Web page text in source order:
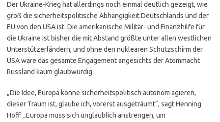
Der Ukraine-Krieg hat allerdings noch einmal deutlich gezeigt, wie
groß die sicherheitspolitische Abhängigkeit Deutschlands und der
EU von den USA ist. Die amerikanische Militär- und Finanzhilfe für
die Ukraine ist bisher die mit Abstand größte unter allen westlichen
Unterstützerländern, und ohne den nuklearen Schutzschirm der
USA wäre das gesamte Engagement angesichts der Atommacht
Russland kaum glaubwürdig.
„Die Idee, Europa könne sicherheitspolitisch autonom agieren,
dieser Traum ist, glaube ich, vorerst ausgeträumt“, sagt Henning
Hoff. „Europa muss sich unglaublich anstrengen, um